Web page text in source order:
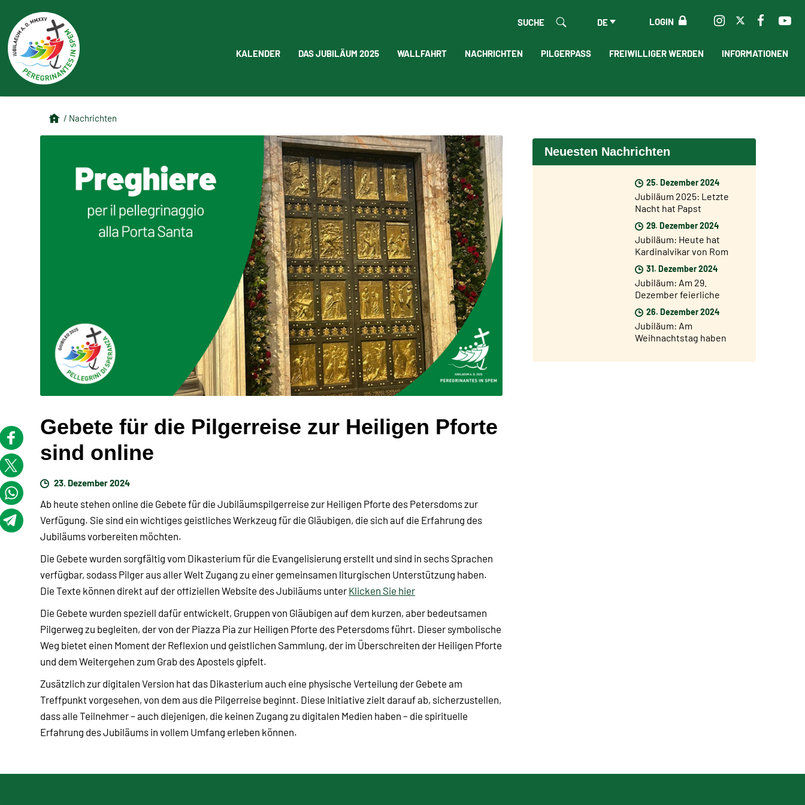
LOGIN
DE
SUCHE
KALENDER DAS JUBILÄUM 2025 WALLFAHRT NACHRICHTEN PILGERPASS FREIWILLIGER WERDEN INFORMATIONEN
/ Nachrichten
Gebete für die Pilgerreise zur Heiligen Pforte
sind online
23. Dezember 2024
Ab heute stehen online die Gebete für die Jubiläumspilgerreise zur Heiligen Pforte des Petersdoms zur
Verfügung. Sie sind ein wichtiges geistliches Werkzeug für die Gläubigen, die sich auf die Erfahrung des
Jubiläums vorbereiten möchten.
Die Gebete wurden sorgfältig vom Dikasterium für die Evangelisierung erstellt und sind in sechs Sprachen
verfügbar, sodass Pilger aus aller Welt Zugang zu einer gemeinsamen liturgischen Unterstützung haben.
Die Texte können direkt auf der offiziellen Website des Jubiläums unterKlicken Sie hier
Die Gebete wurden speziell dafür entwickelt, Gruppen von Gläubigen auf dem kurzen, aber bedeutsamen
Pilgerweg zu begleiten, der von der Piazza Pia zur Heiligen Pforte des Petersdoms führt. Dieser symbolische
Weg bietet einen Moment der Reflexion und geistlichen Sammlung, der im Überschreiten der Heiligen Pforte
und dem Weitergehen zum Grab des Apostels gipfelt.
Zusätzlich zur digitalen Version hat das Dikasterium auch eine physische Verteilung der Gebete am
Treffpunkt vorgesehen, von dem aus die Pilgerreise beginnt. Diese Initiative zielt darauf ab, sicherzustellen,
dass alle Teilnehmer – auch diejenigen, die keinen Zugang zu digitalen Medien haben – die spirituelle
Erfahrung des Jubiläums in vollem Umfang erleben können.
Neuesten Nachrichten
25. Dezember 2024
Jubiläum 2025: Letzte
Nacht hat Papst
Franziskus die Heilige
Pforte der Basilika St.
Peter geöffnet
29. Dezember 2024
Jubiläum: Heute hat
Kardinalvikar von Rom
Baldo Reina die Heilige
Pforte von San Giovanni
geöffnet
31. Dezember 2024
Jubiläum: Am 29.
Dezember feierliche
Eröffnung des
Jubiläumsjahres in den
Diözesen der Welt
26. Dezember 2024
Jubiläum: Am
Weihnachtstag haben
Pforte vom Petersdom